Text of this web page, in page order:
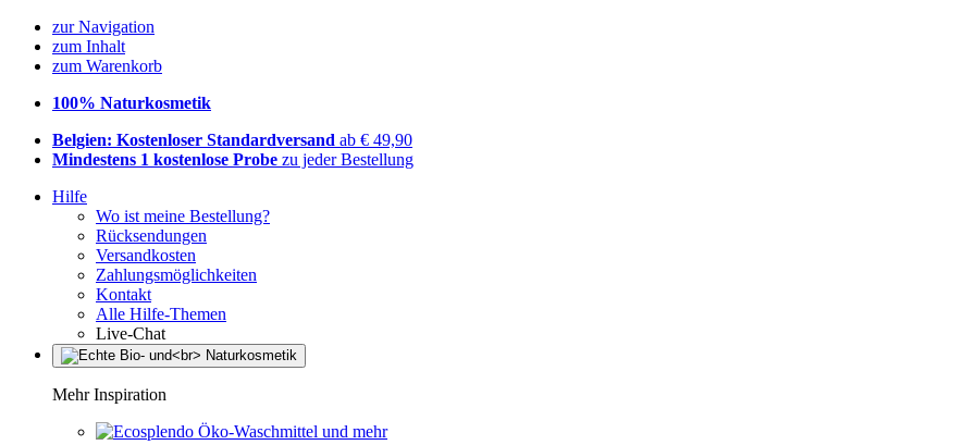
zur Navigation
zum Inhalt
zum Warenkorb
100% Naturkosmetik
Belgien: Kostenloser Standardversand ab € 49,90
Mindestens 1 kostenlose Probe zu jeder Bestellung
Hilfe
Wo ist meine Bestellung?
Rücksendungen
Versandkosten
Zahlungsmöglichkeiten
Kontakt
Alle Hilfe-Themen
Live-Chat
Mehr Inspiration
Öko-Waschmittel und mehr